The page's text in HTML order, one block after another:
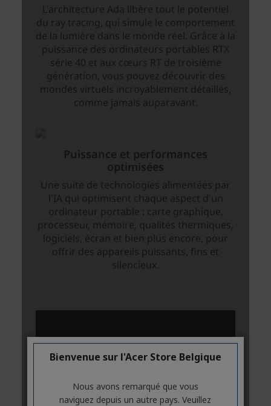
Bienvenue sur l'Acer Store Belgique
Nous avons remarqué que vous
naviguez depuis un autre pays. Veuillez